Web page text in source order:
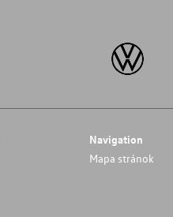
Navigation
Mapa stránok